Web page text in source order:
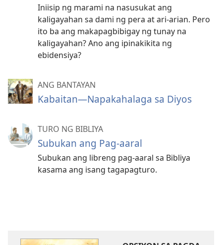
Iniisip ng marami na nasusukat ang
kaligayahan sa dami ng pera at ari-arian. Pero
ito ba ang makapagbibigay ng tunay na
kaligayahan? Ano ang ipinakikita ng
ebidensiya?
ANG BANTAYAN
Kabaitan—Napakahalaga sa Diyos
TURO NG BIBLIYA
Subukan ang Pag-aaral
Subukan ang libreng pag-aaral sa Bibliya
kasama ang isang tagapagturo.